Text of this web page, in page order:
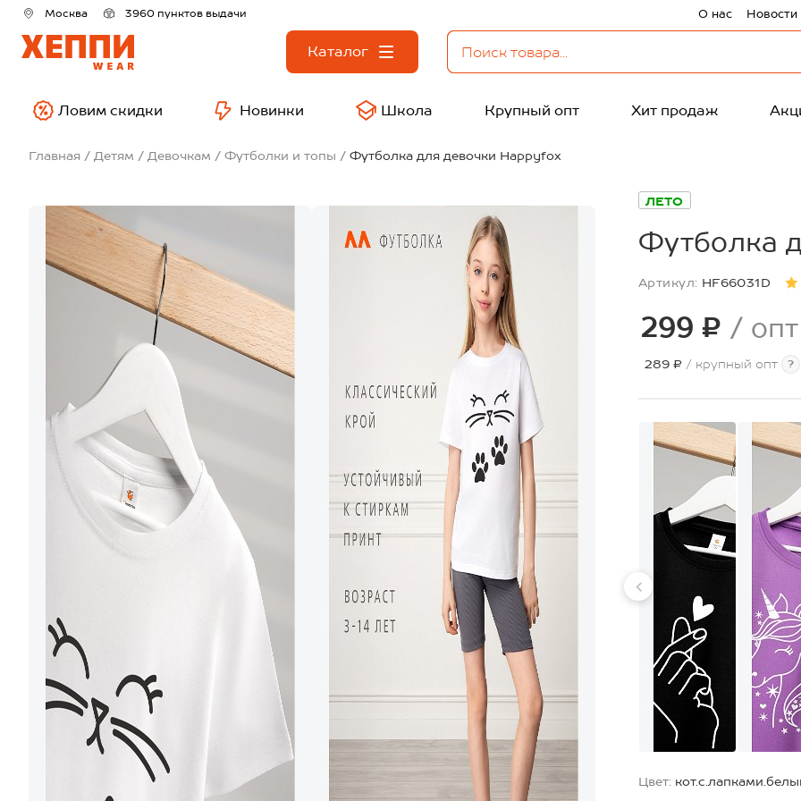
Москва 3960 пунктов выдачи О нас Новости
Каталог
Ловим скидки Новинки Школа Крупный опт Хит продаж
Главная Детям Девочкам Футболки и топы Футболка для девочки Happyfox
ЛЕТО
Футболка
Артикул: HF66031D
299 ₽ / опт
289 ₽ / крупный опт ?
Цвет: